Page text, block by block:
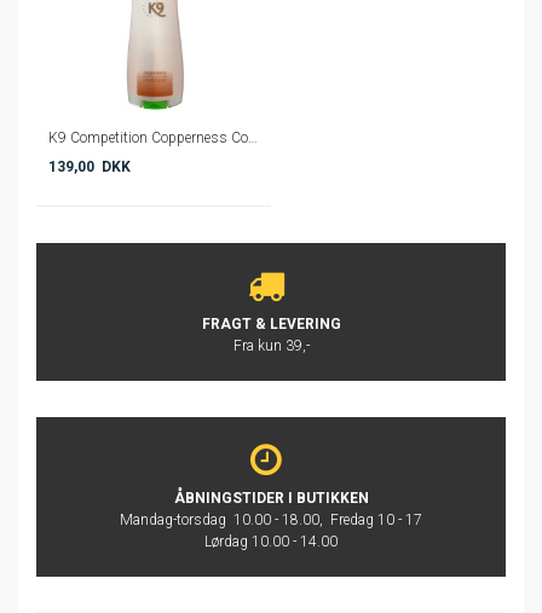
K9 Competition Copperness Conditioner 300 ml
139,00 DKK
FRAGT & LEVERING
Fra kun 39,-
ÅBNINGSTIDER I BUTIKKEN
Mandag-torsdag 10.00 - 18.00, Fredag 10 - 17
Lørdag 10.00 - 14.00